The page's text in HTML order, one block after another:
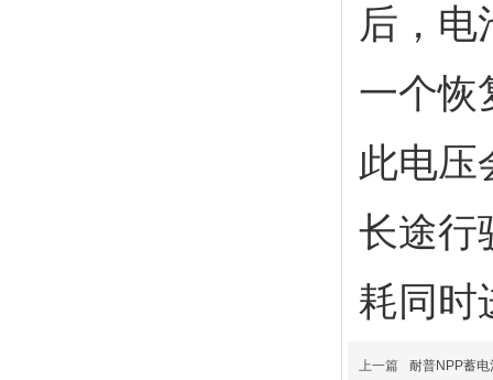
后，电
一个恢
此电压
长途行
耗同时
上一篇 耐普NPP蓄